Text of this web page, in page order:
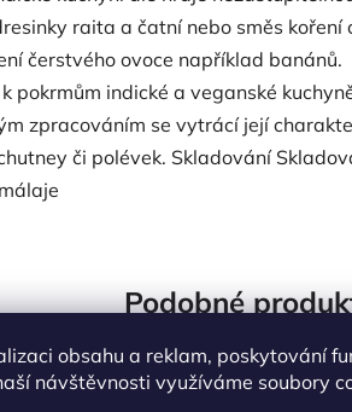
obsahu a reklam, poskytování
návštěvnosti využíváme soubory
raita a čatní nebo směs koření
čerstvého ovoce například banánů.
pokrmům indické a veganské
zpracováním se vytrácí její
či polévek. Skladování
Podobné
NAŠE